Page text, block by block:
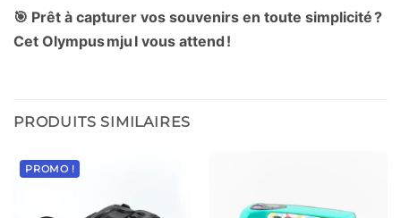
🎯 Prêt à capturer vos souvenirs en toute simplicité ?
Cet Olympus mju I vous attend !
PRODUITS SIMILAIRES
PROMO !